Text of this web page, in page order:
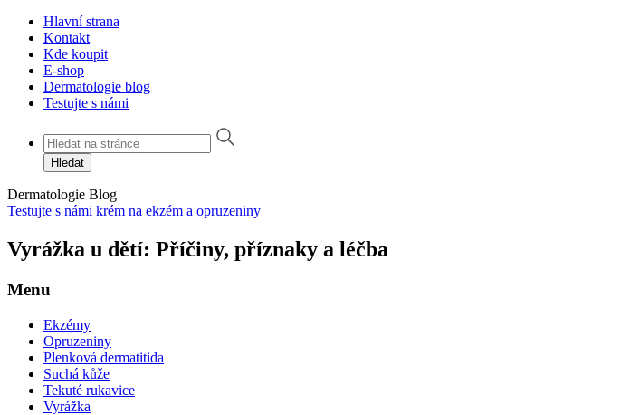
Hlavní strana
Kontakt
Kde koupit
E-shop
Dermatologie blog
Testujte s námi
Hledat
Dermatologie Blog
Testujte s námi krém na ekzém a opruzeniny
Vyrážka u dětí: Příčiny, příznaky a léčba
Menu
Ekzémy
Opruzeniny
Plenková dermatitida
Suchá kůže
Tekuté rukavice
Vyrážka